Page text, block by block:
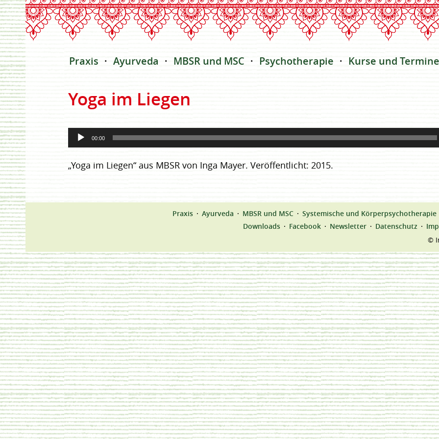
Praxis Ayurveda MBSR und MSC Psychotherapie Kurse und Termine
Yoga im Liegen
Audio-
Player
00:00
„Yoga im Liegen“ aus MBSR von Inga Mayer. Veröffentlicht: 2015.
Praxis Ayurveda MBSR und MSC Systemische und Körperpsychotherapie
Downloads
Facebook Newsletter Datenschutz
©